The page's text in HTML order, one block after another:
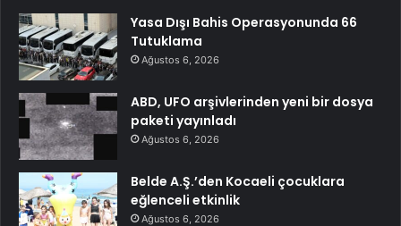
Yasa Dışı Bahis Operasyonunda 66
Tutuklama
Ağustos 6, 2026
ABD, UFO arşivlerinden yeni bir dosya
paketi yayınladı
Ağustos 6, 2026
Belde A.Ş.’den Kocaeli çocuklara
eğlenceli etkinlik
Ağustos 6, 2026